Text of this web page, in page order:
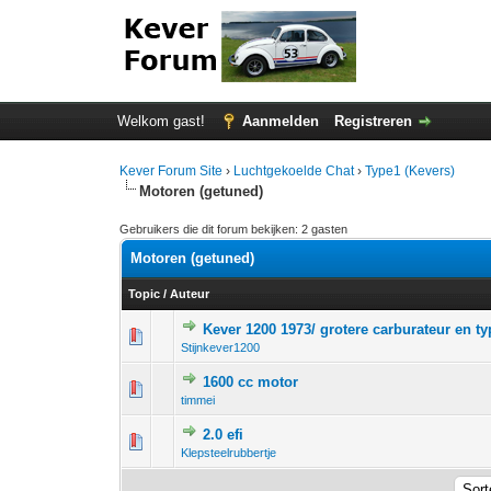
Welkom gast! Aanmelden Registreren
Kever Forum Site › Luchtgekoelde Chat›Type1 (Kevers)
Motoren (getuned)
Gebruikers die dit forum bekijken: 2 gasten
Motoren (getuned)
Topic /Auteur
Kever 1200 1973/ grotere carburateur en
Stijnkever1200
0 stem - 0 van 5
1
1600 cc motor
timmei
2.0 efi
Klepsteelrubbertje